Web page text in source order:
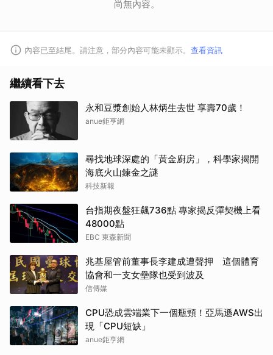
尚無內容。
內容已至結尾。請注意，部分內容可能未顯示。 查看資訊
繼續看下去
永和豆漿創始人林炳生去世 享壽70歲！
anue鉅亨網
尋找地球深處的「黃金廚房」，科學家揭開
海底火山鍊金之謎
科技新報
台指期夜盤狂飆736點 專家揭反彈契機上看
48000點
EBC 東森新聞
兆基屋管前董事長李建成遭聲押 這個體育
協會和一支女壘隊也受到波及
信傳媒
CPU恐成雲端業下一個瓶頸！亞馬遜AWS出
現「CPU短缺」
anue鉅亨網